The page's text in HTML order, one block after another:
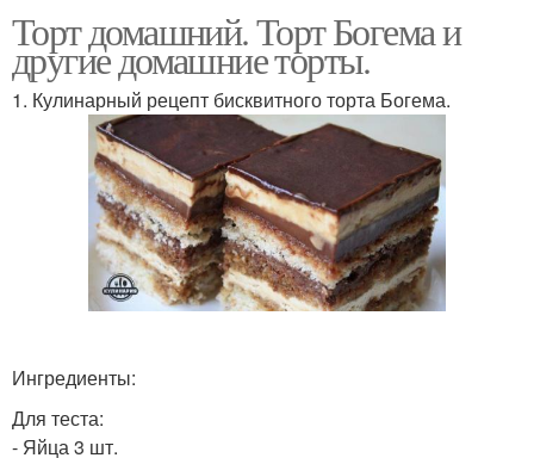
Торт домашний. Торт Богема и
другие домашние торты.
1. Кулинарный рецепт бисквитного торта Богема.
Ингредиенты:
Для теста:
- Яйца 3 шт.